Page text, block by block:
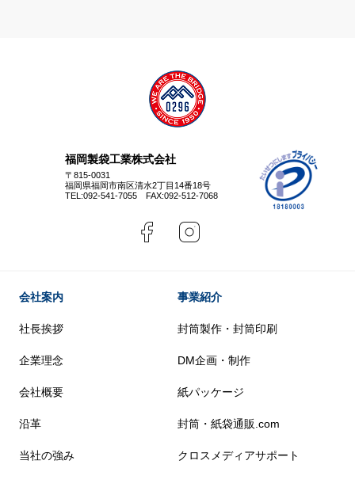
福岡製袋工業株式会社
〒815-0031
福岡県福岡市南区清水2丁目14番18号
TEL:092-541-7055FAX:092-512-7068
会社案内
社長挨拶
企業理念
会社概要
沿革
当社の強み
事業紹介
封筒製作・封筒印刷
DM企画・制作
紙パッケージ
封筒・紙袋通販.com
クロスメディアサポート